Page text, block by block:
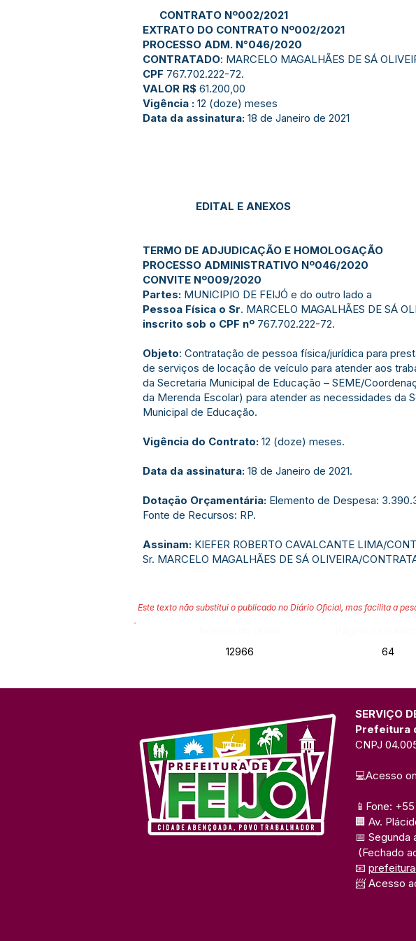
CONTRATO Nº002/2021
EXTRATO DO CONTRATO Nº002/2021
PROCESSO ADM. N°046/2020
CONTRATADO: MARCELO MAGALHÃES DE SÁ
CPF 767.702.222-72.
VALOR R$ 61.200,00
Vigência : 12 (doze) meses
Data da assinatura: 18 de Janeiro de 2021
EDITAL E ANEXOS
TERMO DE ADJUDICAÇÃO E HOMOLOGAÇÃO
PROCESSO ADMINISTRATIVO Nº046/2020
CONVITE Nº009/2020
Partes: MUNICIPIO DE FEIJÓ e do outro lado a
Pessoa Física o Sr. MARCELO MAGALHÃES DE SÁ
inscrito sob o CPF nº 767.702.222-72.
Objeto: Contratação de pessoa física/jurídica para
de serviços de locação de veículo para atender aos
da Secretaria Municipal de Educação – SEME/
da Merenda Escolar) para atender as necessidades da
Municipal de Educação.
Vigência do Contrato: 12 (doze) meses.
Data da assinatura: 18 de Janeiro de 2021.
Dotação Orçamentária: Elemento de Despesa:
Fonte de Recursos: RP.
Assinam: KIEFER ROBERTO CAVALCANTE LIMA/
Sr. MARCELO MAGALHÃES DE SÁ OLIVEIRA/
Este texto não substitui o publicado no Diário Oficial, mas facilita a
12966
64
SERVIÇO
Prefeitura
CNPJ
💻Acesso
📱Fone:
🏢 Av.
📅 Segunda
(Fechado
📧
📨 Acesso